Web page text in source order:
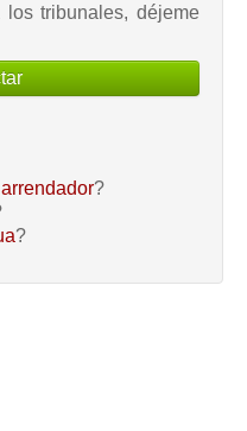
tribunales, déjeme
?
?